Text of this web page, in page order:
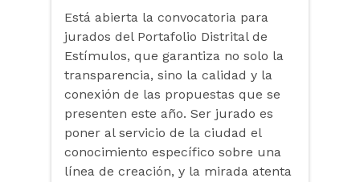
Está abierta la convocatoria para
jurados del Portafolio Distrital de
Estímulos, que garantiza no solo la
transparencia, sino la calidad y la
conexión de las propuestas que se
presenten este año. Ser jurado es
poner al servicio de la ciudad el
conocimiento específico sobre una
línea de creación, y la mirada atenta